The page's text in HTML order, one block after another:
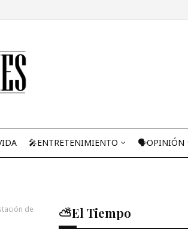
🎤ENTRETENIMIENTO 🗣OPINIÓN
de
⛅El Tiempo